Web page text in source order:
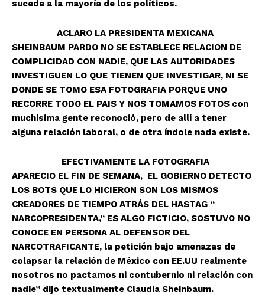
sucede a la mayoría de los políticos.
ACLARO LA PRESIDENTA MEXICANA
SHEINBAUM PARDO NO SE ESTABLECE RELACION DE
COMPLICIDAD CON NADIE, QUE LAS AUTORIDADES
INVESTIGUEN LO QUE TIENEN QUE INVESTIGAR, NI SE
DONDE SE TOMO ESA FOTOGRAFIA PORQUE UNO
RECORRE TODO EL PAIS Y NOS TOMAMOS FOTOS con
muchísima gente reconoció, pero de allí a tener
alguna relación laboral, o de otra índole nada existe.
EFECTIVAMENTE LA FOTOGRAFIA
APARECIO EL FIN DE SEMANA, EL GOBIERNO DETECTO
LOS BOTS QUE LO HICIERON SON LOS MISMOS
CREADORES DE TIEMPO ATRÁS DEL HASTAG “
NARCOPRESIDENTA,” ES ALGO FICTICIO, SOSTUVO NO
CONOCE EN PERSONA AL DEFENSOR DEL
NARCOTRAFICANTE, la petición bajo amenazas de
colapsar la relación de México con EE.UU realmente
nosotros no pactamos ni contubernio ni relación con
nadie” dijo textualmente Claudia Sheinbaum.